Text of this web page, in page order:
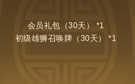
会员礼包（30天） *1
初级雄狮召唤牌（30天） *1